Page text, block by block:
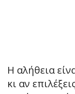
Η αλήθεια
κι αν